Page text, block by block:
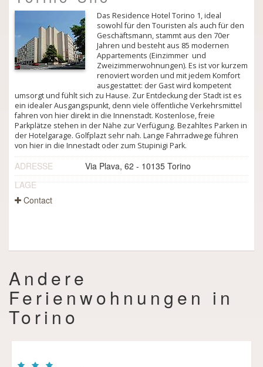
Das Residence Hotel Torino 1, ideal
sowohl für den Touristen als auch für den
Geschäftsmann, stammt aus den 70er
Jahren und besteht aus 85 modernen
Appartements (Einzimmer ­ und
Zweizimmerwohnungen). Es ist vor kurzem
renoviert worden und mit jedem Komfort
ausgestattet: der Gast wird kompetent
umsorgt und fühlt sich zu Hause. Zur Entdeckung der Stadt ist es
ein idealer Ausgangspunkt, denn viele öffentliche Verkehrsmittel
fahren von hier direkt in die Innenstadt. Kostenlose, freie
Parkplätze stehen in der Nähe zur Verfügung. Bezahltes Parken in
der Hotelgarage. Golfplazt sehr nah. Lange Fahrradwege führen
von hier in die Innestadt oder zum Stupinigi Park.
ADRESSE
Via Plava, 62 - 10135 Torino
LAGE
Contact
Andere
Ferienwohnungen in
Torino